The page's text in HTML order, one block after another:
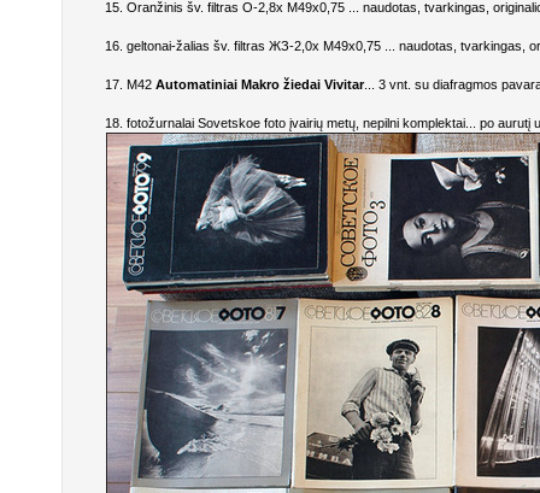
15. Oranžinis šv. filtras O-2,8x M49x0,75 ... naudotas, tvarkingas,
16. geltonai-žalias šv. filtras ЖЗ-2,0x M49x0,75 ... naudotas, tvarkingas,
17. M42Automatiniai Makro žiedai Vivitar... 3 vnt. su diafragmos
18. fotožurnalai Sovetskoe foto įvairių metų, nepilni komplektai... po aurutį